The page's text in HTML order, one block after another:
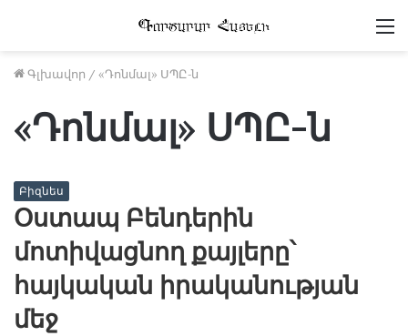
Գլխավոր / «Դոնմալ» ՍՊԸ-ն
«Դոնմալ» ՍՊԸ-ն
Բիզնես
Օստապ Բենդերին
մոտիվացնող քայլերը՝
հայկական իրականության
մեջ